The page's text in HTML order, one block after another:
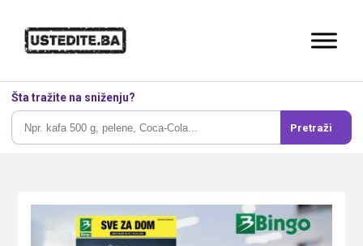
Šta tražite na sniženju?
Pretraži